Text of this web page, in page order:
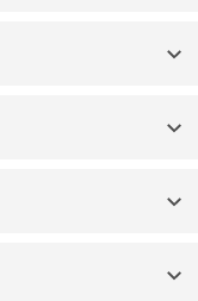
일랜드로 유명합니다.
자리하고 있습니다.
3일 일정을 추천드립